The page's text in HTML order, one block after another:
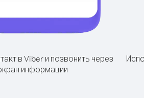
в Viber и позвонить через
информации